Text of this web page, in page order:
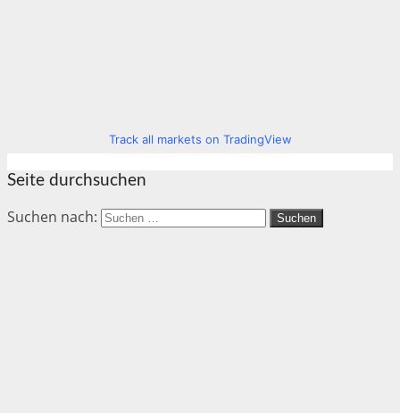
Track all markets on TradingView
Seite durchsuchen
Suchen nach: